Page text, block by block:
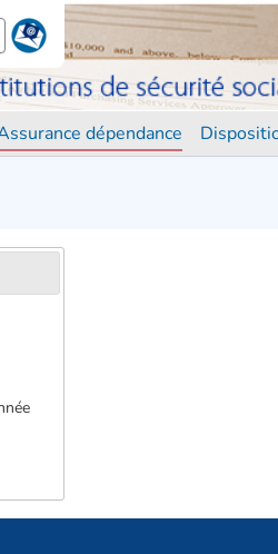
dépendance